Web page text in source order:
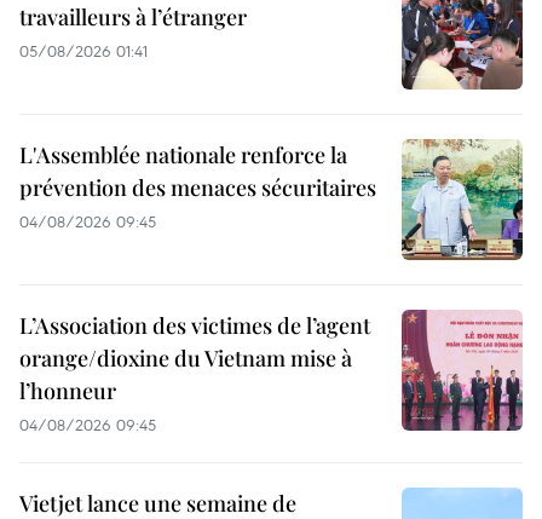
travailleurs à l’étranger
05/08/2026 01:41
L'Assemblée nationale renforce la
prévention des menaces sécuritaires
04/08/2026 09:45
L’Association des victimes de l’agent
orange/dioxine du Vietnam mise à
l’honneur
04/08/2026 09:45
Vietjet lance une semaine de